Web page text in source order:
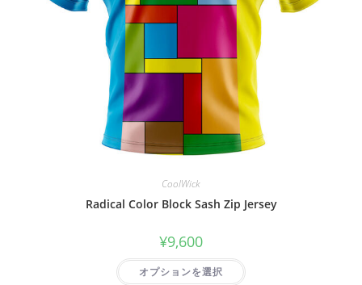
CoolWick
Radical Color Block Sash Zip Jersey
¥9,600
オプションを選択